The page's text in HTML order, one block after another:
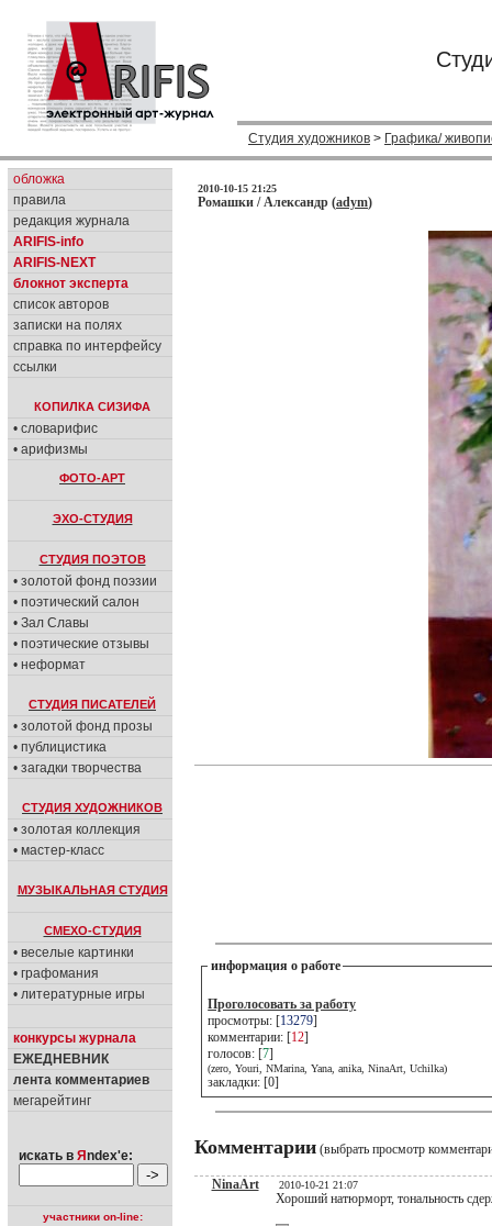
Студия художников > Графика/
обложка
правила
редакция журнала
ARIFIS-info
ARIFIS-NEXT
блокнот эксперта
список авторов
записки на полях
справка по интерфейсу
ссылки
КОПИЛКА СИЗИФА
• словарифис
• арифизмы
ФОТО-АРТ
ЭХО-СТУДИЯ
СТУДИЯ ПОЭТОВ
• золотой фонд поэзии
• поэтический салон
• Зал Славы
• поэтические отзывы
• неформат
СТУДИЯ ПИСАТЕЛЕЙ
• золотой фонд прозы
• публицистика
• загадки творчества
СТУДИЯ ХУДОЖНИКОВ
• золотая коллекция
• мастер-класс
МУЗЫКАЛЬНАЯ СТУДИЯ
СМЕХО-СТУДИЯ
• веселые картинки
• графомания
• литературные игры
конкурсы журнала
ЕЖЕДНЕВНИК
лента комментариев
мегарейтинг
искать в Я ndex'е:
участники on-line:
2010-10-15 21:25
Ромашки / Александр (adym)
информация о работе
Проголосовать за работу
просмотры: [13279]
комментарии: [12]
голосов: [7]
(zero, Youri, NMarina, Yana, anika, NinaArt, Uchilka)
закладки: [0]
Комментарии (выбрать просмотр
NinaArt 2010-10-21 21:07
Хороший натюрморт, тональность